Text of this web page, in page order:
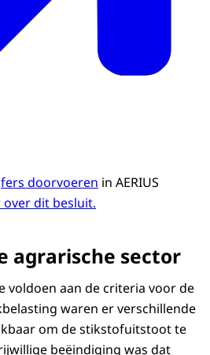
doorvoeren in AERIUS
over dit besluit.
agrarische sector
voldoen aan de criteria voor de
waren er verschillende
om de stikstofuitstoot te
beëindiging was dat